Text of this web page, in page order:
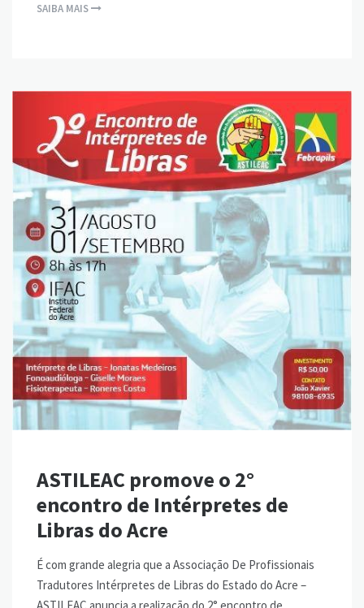
SAIBA MAIS
ASTILEAC promove o 2°
encontro de Intérpretes de
Libras do Acre
É com grande alegria que a Associação De Profissionais
Tradutores Intérpretes de Libras do Estado do Acre –
ASTILEAC anuncia a realização do 2° encontro de